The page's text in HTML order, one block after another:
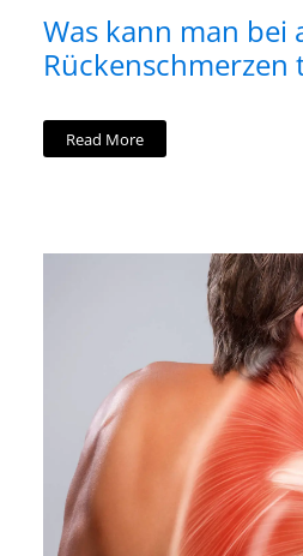
Was kann man bei
Rückenschmerzen
Read More